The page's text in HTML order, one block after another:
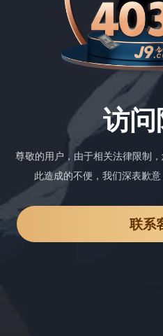
访
尊敬的用户，由于相关法律限制
此造成的不便，我们深表歉意
联系